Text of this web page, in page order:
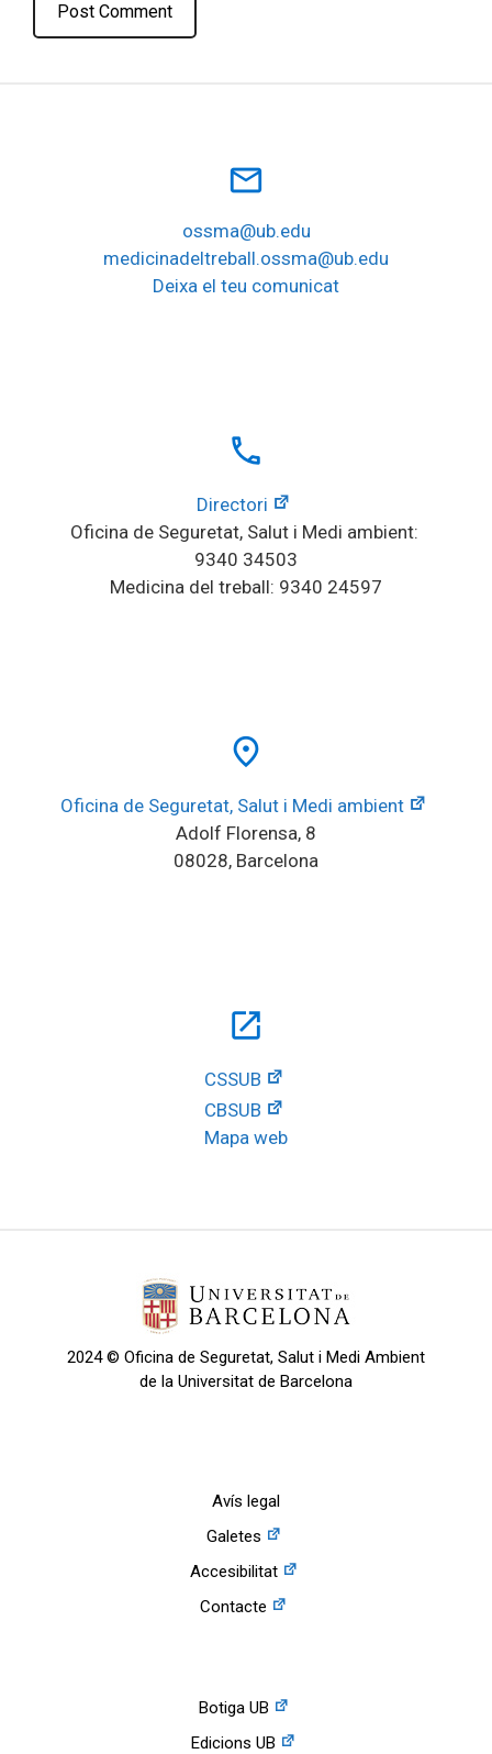
mail_outline
ossma@ub.edu
medicinadeltreball.ossma@ub.edu
Deixa el teu comunicat
local_phone
Directori
Oficina de Seguretat, Salut i Medi ambient:
9340 34503
Medicina del treball: 9340 24597
place
Oficina de Seguretat, Salut i Medi ambient
Adolf Florensa, 8
08028, Barcelona
open_in_new
CSSUB
CBSUB
Mapa web
2024 © Oficina de Seguretat, Salut i Medi Ambient
de la Universitat de Barcelona
Avís legal
Galetes
Accesibilitat
Contacte
Botiga UB
Edicions UB